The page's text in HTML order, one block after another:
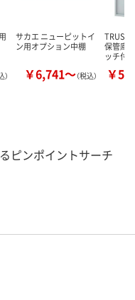
）
サカエ ニューピットイ
ン用オプション中棚
￥6,741～（税込）
保管庫
ッチ付
￥
ピンポイントサーチ